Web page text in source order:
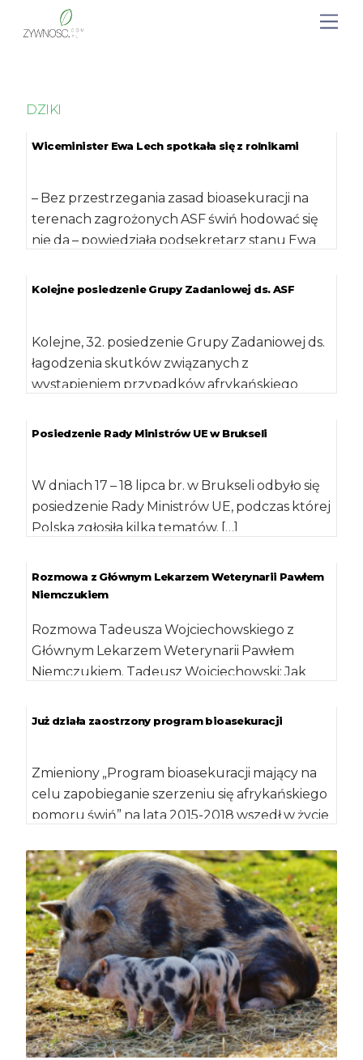
DZIKI
Wiceminister Ewa Lech spotkała się z rolnikami
– Bez przestrzegania zasad bioasekuracji na
terenach zagrożonych ASF świń hodować się
nie da – powiedziała podsekretarz stanu Ewa
Kolejne posiedzenie Grupy Zadaniowej ds. ASF
Kolejne, 32. posiedzenie Grupy Zadaniowej ds.
łagodzenia skutków związanych z
wystąpieniem przypadków afrykańskiego
Posiedzenie Rady Ministrów UE w Brukseli
W dniach 17 – 18 lipca br. w Brukseli odbyło się
posiedzenie Rady Ministrów UE, podczas której
Polska zgłosiła kilka tematów. […]
Rozmowa z Głównym Lekarzem Weterynarii Pawłem
Niemczukiem
Rozmowa Tadeusza Wojciechowskiego z
Głównym Lekarzem Weterynarii Pawłem
Niemczukiem. Tadeusz Wojciechowski: Jak
ASF w Polsce? […]
Już działa zaostrzony program bioasekuracji
Zmieniony „Program bioasekuracji mający na
celu zapobieganie szerzeniu się afrykańskiego
pomoru świń” na lata 2015-2018 wszedł w życie